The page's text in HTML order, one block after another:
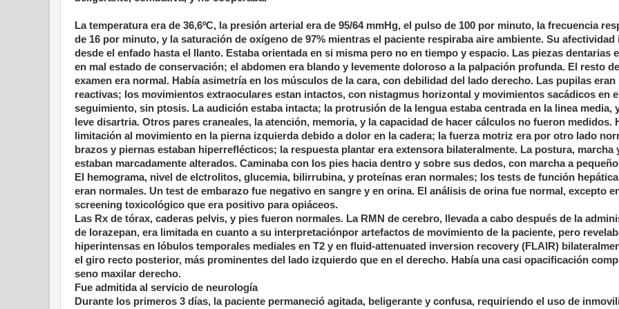
La temperatura era de 36,6ºC, la presión arterial era de 95/64 mmHg, el pulso de 100 por minuto, la frecuencia
de 16 por minuto, y la saturación de oxígeno de 97% mientras el paciente respiraba aire ambiente. Su afectividad
desde el enfado hasta el llanto. Estaba orientada en si misma pero no en tiempo y espacio. Las piezas dentarias
en mal estado de conservación; el abdomen era blando y levemente doloroso a la palpación profunda. El resto
examen era normal. Había asimetría en los músculos de la cara, con debilidad del lado derecho. Las pupilas eran
reactivas; los movimientos extraoculares estan intactos, con nistagmus horizontal y movimientos sacádicos en
seguimiento, sin ptosis. La audición estaba intacta; la protrusión de la lengua estaba centrada en la linea media,
leve disartria. Otros pares craneales, la atención, memoria, y la capacidad de hacer cálculos no fueron medidos.
limitación al movimiento en la pierna izquierda debido a dolor en la cadera; la fuerza motriz era por otro lado
brazos y piernas estaban hiperreflécticos; la respuesta plantar era extensora bilateralmente. La postura, marcha
estaban marcadamente alterados. Caminaba con los pies hacia dentro y sobre sus dedos, con marcha a
El hemograma, nivel de elctrolitos, glucemia, bilirrubina, y proteínas eran normales; los tests de función
eran normales. Un test de embarazo fue negativo en sangre y en orina. El análisis de orina fue normal, excepto
screening toxicológico que era positivo para opiáceos.
Las Rx de tórax, caderas pelvis, y pies fueron normales. La RMN de cerebro, llevada a cabo después de la
de lorazepan, era limitada en cuanto a su interpretaciónpor artefactos de movimiento de la paciente, pero
hiperintensas en lóbulos temporales mediales en T2 y en fluid-attenuated inversion recovery (FLAIR)
el giro recto posterior, más prominentes del lado izquierdo que en el derecho. Había una casi opacificación
seno maxilar derecho.
Fue admitida al servicio de neurología
Durante los primeros 3 días, la paciente permaneció agitada, beligerante y confusa, requiriendo el uso de